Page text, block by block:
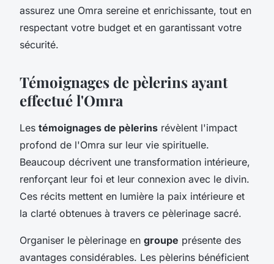
assurez une Omra sereine et enrichissante, tout en
respectant votre budget et en garantissant votre
sécurité.
Témoignages de pèlerins ayant
effectué l'Omra
Les témoignages de pèlerins révèlent l'impact
profond de l'Omra sur leur vie spirituelle.
Beaucoup décrivent une transformation intérieure,
renforçant leur foi et leur connexion avec le divin.
Ces récits mettent en lumière la paix intérieure et
la clarté obtenues à travers ce pèlerinage sacré.
Organiser le pèlerinage en groupe présente des
avantages considérables. Les pèlerins bénéficient